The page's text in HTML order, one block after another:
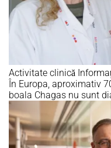
Activitate clinică
În Europa, aproximativ
boala Chagas nu sunt